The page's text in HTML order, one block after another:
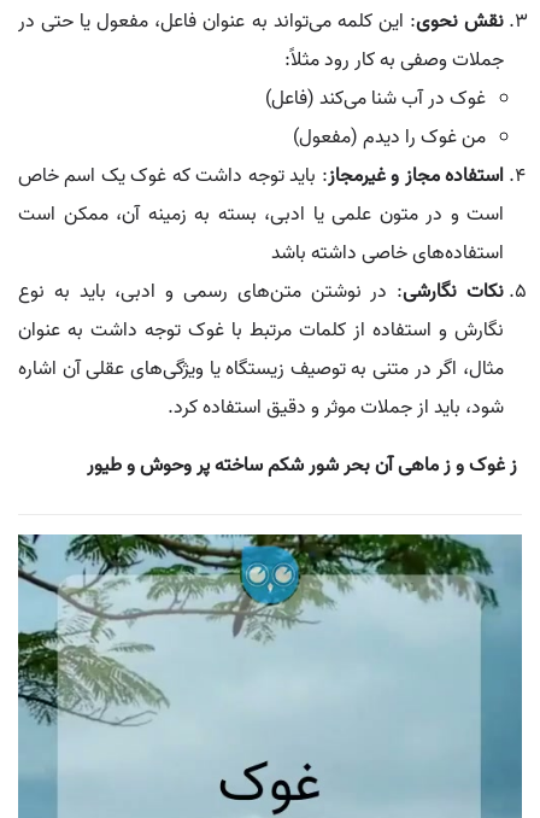
نقش نحوی: این کلمه می‌تواند به عنوان فاعل، مفعول یا حتی در
جملات وصفی به کار رود مثلاً:
غوک در آب شنا می‌کند (فاعل)
من غوک را دیدم (مفعول)
استفاده مجاز و غیرمجاز: باید توجه داشت که غوک یک اسم خاص
است و در متون علمی یا ادبی، بسته به زمینه آن، ممکن است
استفاده‌های خاصی داشته باشد
نکات نگارشی: در نوشتن متن‌های رسمی و ادبی، باید به نوع
نگارش و استفاده از کلمات مرتبط با غوک توجه داشت به عنوان
مثال، اگر در متنی به توصیف زیستگاه یا ویژگی‌های عقلی آن اشاره
شود، باید از جملات موثر و دقیق استفاده کرد.
ز غوک و ز ماهی آن بحر شور شکم ساخته پر وحوش و طیور